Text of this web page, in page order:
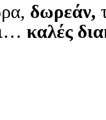
δωρεάν,
καλές